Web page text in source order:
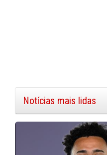
Notícias mais lidas